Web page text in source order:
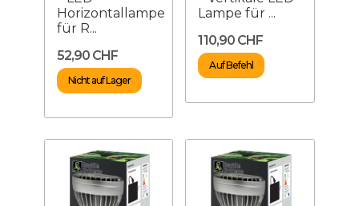
Horizontallampe
für R...
52,90 CHF
Nicht auf Lager
Lampe für ...
110,90 CHF
Auf Befehl